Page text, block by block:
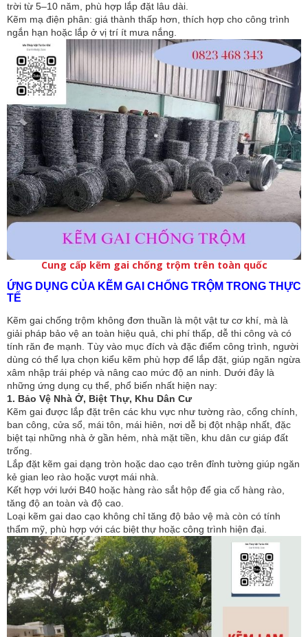
trời từ 5–10 năm, phù hợp lắp đặt lâu dài.
Kẽm mạ điện phân: giá thành thấp hơn, thích hợp cho công trình
ngắn hạn hoặc lắp ở vị trí ít mưa nắng.
Cung cấp kẽm gai chống trộm trên toàn quốc
ỨNG DỤNG CỦA KẼM GAI CHỐNG TRỘM TRONG THỰC
TẾ
Kẽm gai chống trộm không đơn thuần là một vật tư cơ khí, mà là
giải pháp bảo vệ an toàn hiệu quả, chi phí thấp, dễ thi công và có
tính răn đe mạnh. Tùy vào mục đích và đặc điểm công trình, người
dùng có thể lựa chọn kiểu kẽm phù hợp để lắp đặt, giúp ngăn ngừa
xâm nhập trái phép và nâng cao mức độ an ninh. Dưới đây là
những ứng dụng cụ thể, phổ biến nhất hiện nay:
1. Bảo Vệ Nhà Ở, Biệt Thự, Khu Dân Cư
Kẽm gai được lắp đặt trên các khu vực như tường rào, cổng chính,
ban công, cửa sổ, mái tôn, mái hiên, nơi dễ bị đột nhập nhất, đặc
biệt tại những nhà ở gần hẻm, nhà mặt tiền, khu dân cư giáp đất
trống.
Lắp đặt kẽm gai dạng tròn hoặc dao cạo trên đỉnh tường giúp ngăn
kẻ gian leo rào hoặc vượt mái nhà.
Kết hợp với lưới B40 hoặc hàng rào sắt hộp để gia cố hàng rào,
tăng độ an toàn và độ cao.
Loại kẽm gai dao cạo không chỉ tăng độ bảo vệ mà còn có tính
thẩm mỹ, phù hợp với các biệt thự hoặc công trình hiện đại.